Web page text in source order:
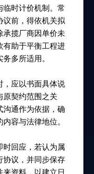
临时计价机制。常
议前，得依机关拟
承揽厂商因单价未
有助于平衡工程进
多所适用。
，应以书面具体说
原契约范围之关
沟通作为依据，确
容与法律地位。
时回应，若认为属
协议，并同步保存
资料，以建立日